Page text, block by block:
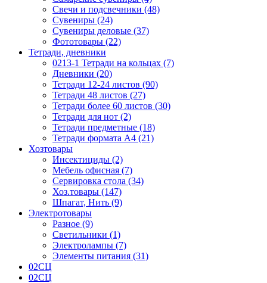
Свечи и подсвечники (48)
Сувениры (24)
Сувениры деловые (37)
Фототовары (22)
Тетради, дневники
0213-1 Тетради на кольцах (7)
Дневники (20)
Тетради 12-24 листов (90)
Тетради 48 листов (27)
Тетради более 60 листов (30)
Тетради для нот (2)
Тетради предметные (18)
Тетради формата А4 (21)
Хозтовары
Инсектициды (2)
Мебель офисная (7)
Сервировка стола (34)
Хоз.товары (147)
Шпагат, Нить (9)
Электротовары
Разное (9)
Светильники (1)
Электролампы (7)
Элементы питания (31)
02СЦ
02СЦ